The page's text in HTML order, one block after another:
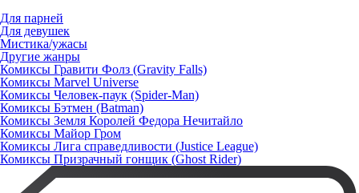
Для парней
Для девушек
Мистика/ужасы
Другие жанры
Комиксы Гравити Фолз (Gravity Falls)
Комиксы Marvel Universe
Комиксы Человек-паук (Spider-Man)
Комиксы Бэтмен (Batman)
Комиксы Земля Королей Федора Нечитайло
Комиксы Майор Гром
Комиксы Лига справедливости (Justice League)
Комиксы Призрачный гонщик (Ghost Rider)